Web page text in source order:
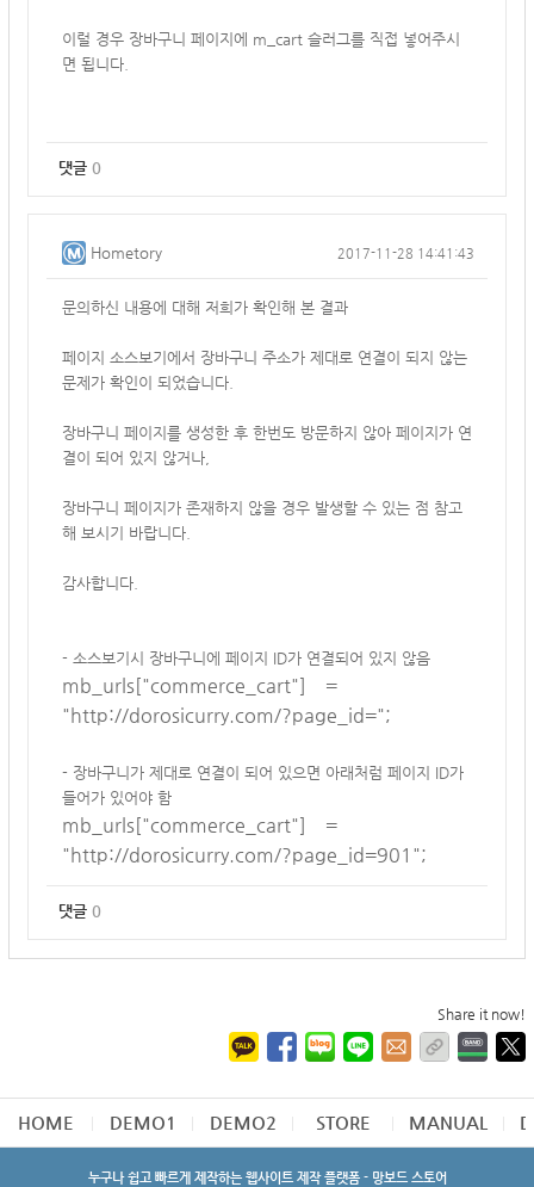
이럴 경우 장바구니 페이지에 m_cart 슬러그를 직접 넣어주시
면 됩니다.
댓글 0
Hometory 2017-11-28 14:41:43
문의하신 내용에 대해 저희가 확인해 본 결과
페이지 소스보기에서 장바구니 주소가 제대로 연결이 되지 않는
문제가 확인이 되었습니다.
장바구니 페이지를 생성한 후 한번도 방문하지 않아 페이지가 연
결이 되어 있지 않거나,
장바구니 페이지가 존재하지 않을 경우 발생할 수 있는 점 참고
해 보시기 바랍니다.
감사합니다.
- 소스보기시 장바구니에 페이지 ID가 연결되어 있지 않음
mb_urls["commerce_cart"]    =
"http://dorosicurry.com/?page_id=";
- 장바구니가 제대로 연결이 되어 있으면 아래처럼 페이지 ID가
들어가 있어야 함
mb_urls["commerce_cart"]    =
"http://dorosicurry.com/?page_id=901 ";
댓글 0
Share it now!
HOME DEMO1 DEMO2 STORE MANUAL
누구나 쉽고 빠르게 제작하는 웹사이트 제작 플랫폼 - 망보드 스토어